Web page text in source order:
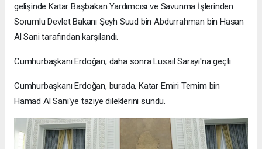
gelişinde Katar Başbakan Yardımcısı ve Savunma İşlerinden
Sorumlu Devlet Bakanı Şeyh Suud bin Abdurrahman bin Hasan
Al Sani tarafından karşılandı.
Cumhurbaşkanı Erdoğan, daha sonra Lusail Sarayı'na geçti.
Cumhurbaşkanı Erdoğan, burada, Katar Emiri Temim bin
Hamad Al Sani'ye taziye dileklerini sundu.